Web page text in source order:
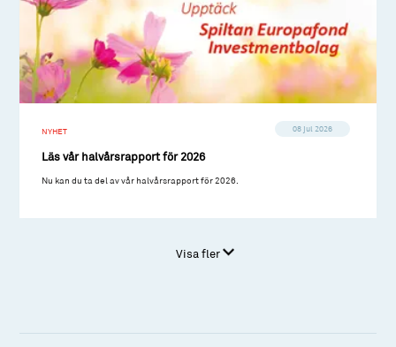
NYHET 08 jul 2026
Läs vår halvårsrapport för 2026
Nu kan du ta del av vår halvårsrapport för 2026.
Visa fler